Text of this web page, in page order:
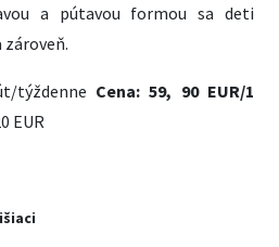
a pútavou formou sa deti
týždenne Cena: 59, 90 EUR/1
EUR